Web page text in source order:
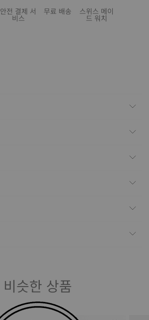
안전 결제 서
비스
무료 배송 스위스 메이
드 워치
비슷한 상품